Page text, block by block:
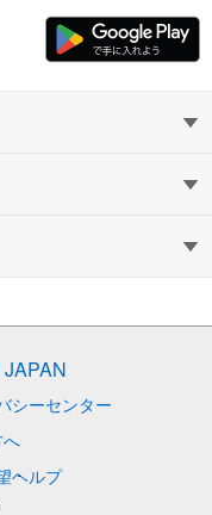
戸建て
シーセンター
ヘルプ